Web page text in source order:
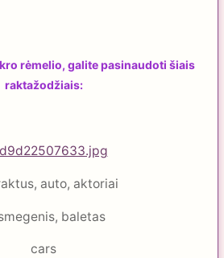
rėmelio, galite pasinaudoti šiais
raktažodžiais:
auto, aktoriai
baletas
cars